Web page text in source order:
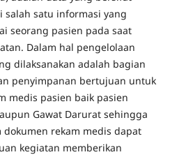
satu informasi yang
seorang pasien pada saat
Dalam hal pengelolaan
dilaksanakan adalah bagian
penyimpanan bertujuan untuk
medis pasien baik pasien
Gawat Darurat sehingga
rekam medis dapat
kegiatan memberikan